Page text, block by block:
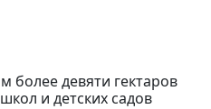
более девяти гектаров
и детских садов